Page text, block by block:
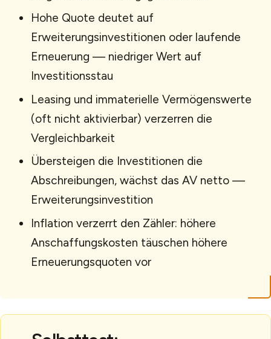
Hohe Quote deutet auf
Erweiterungsinvestitionen oder laufende
Erneuerung — niedriger Wert auf
Investitionsstau
Leasing und immaterielle Vermögenswerte
(oft nicht aktivierbar) verzerren die
Vergleichbarkeit
Übersteigen die Investitionen die
Abschreibungen, wächst das AV netto —
Erweiterungsinvestition
Inflation verzerrt den Zähler: höhere
Anschaffungskosten täuschen höhere
Erneuerungsquoten vor